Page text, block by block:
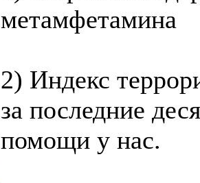
метамфетамина
2) Индекс
за последние
помощи у нас.